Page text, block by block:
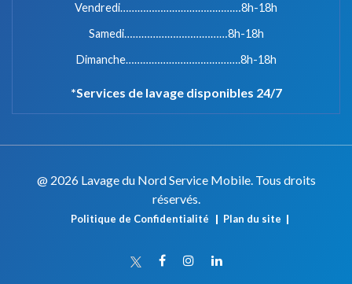
Vendredi……………………………………8h-18h
Samedi………………………………8h-18h
Dimanche………………………………….8h-18h
*Services de lavage disponibles 24/7
@ 2026 Lavage du Nord Service Mobile. Tous droits
réservés.
Politique de Confidentialité Plan du site